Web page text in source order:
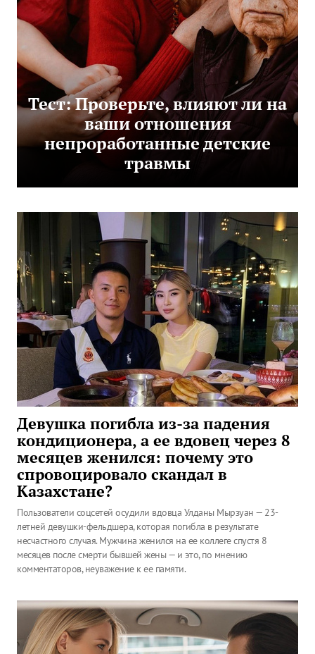
Тест: Проверьте, влияют ли на
ваши отношения
непроработанные детские
травмы
Девушка погибла из-за падения
кондиционера, а ее вдовец через 8
месяцев женился: почему это
спровоцировало скандал в
Казахстане?
Пользователи соцсетей осудили вдовца Улданы Мырзуан — 23-
летней девушки-фельдшера, которая погибла в результате
несчастного случая. Мужчина женился на ее коллеге спустя 8
месяцев после смерти бывшей жены — и это, по мнению
комментаторов, неуважение к ее памяти.